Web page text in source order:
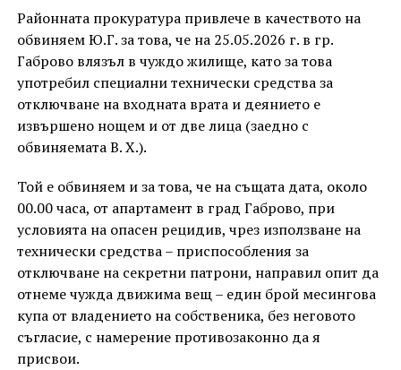
Районната прокуратура привлече в качеството на
обвиняем Ю.Г. за това, че на 25.05.2026 г. в гр.
Габрово влязъл в чуждо жилище, като за това
употребил специални технически средства за
отключване на входната врата и деянието е
извършено нощем и от две лица (заедно с
обвиняемата В. Х.).
Той е обвиняем и за това, че на същата дата, около
00.00 часа, от апартамент в град Габрово, при
условията на опасен рецидив, чрез използване на
технически средства – приспособления за
отключване на секретни патрони, направил опит да
отнеме чужда движима вещ – един брой месингова
купа от владението на собственика, без неговото
съгласие, с намерение противозаконно да я
присвои.